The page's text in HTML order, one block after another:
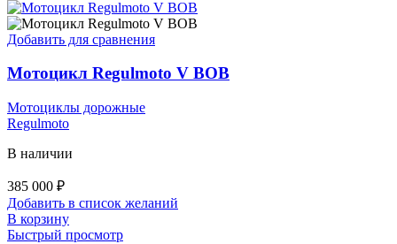
Добавить для сравнения
Мотоцикл Regulmoto V BOB
Мотоциклы дорожные
Regulmoto
В наличии
385 000 ₽
Добавить в список желаний
В корзину
Быстрый просмотр